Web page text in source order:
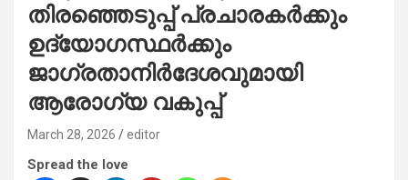
തിരഞ്ഞെടുപ്പ് പ്രചാരകർക്കും
ഉദ്യോഗസ്ഥർക്കും
ജാഗ്രതാനിർദേശവുമായി
ആരോഗ്യ വകുപ്പ്
March 28, 2026 editor
Spread the love